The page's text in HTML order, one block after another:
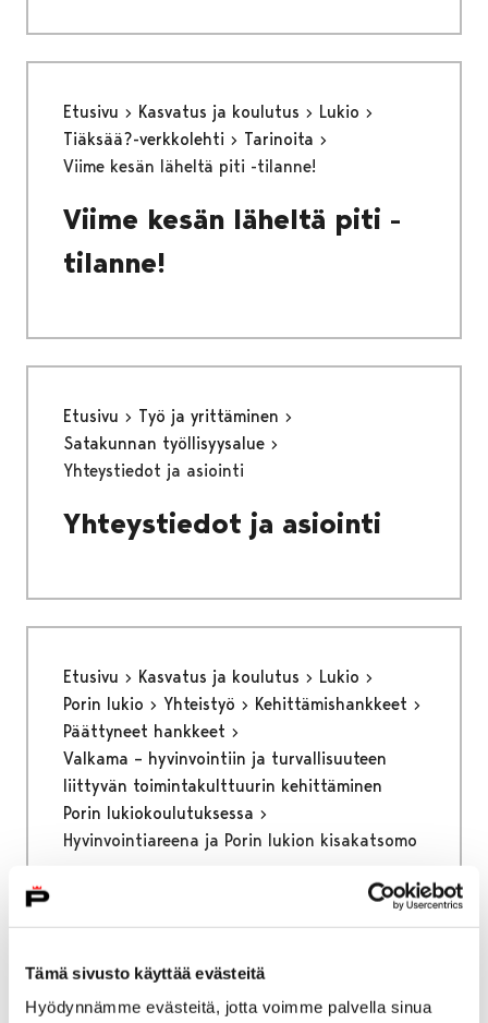
Tämä sivusto käyttää evästeitä
Hyödynnämme evästeitä, jotta voimme palvella sinua
Etusivu Kasvatus ja koulutus
Lukio
Tiäksää?-verkkolehti
Tarinoita
Viime kesän läheltä piti -tilanne!
Viime kesän läheltä piti -
tilanne!
Etusivu
Työ ja yrittäminen
Satakunnan työllisyysalue
Yhteystiedot ja asiointi
Yhteystiedot ja asiointi
Etusivu Kasvatus ja koulutus
Lukio
Porin lukio
Yhteistyö
Kehittämishankkeet
Päättyneet hankkeet
Valkama – hyvinvointiin ja turvallisuuteen
liittyvän toimintakulttuurin kehittäminen
Porin lukiokoulutuksessa
Hyvinvointiareena ja Porin lukion kisakatsomo
Hyvinvointiareena ja Porin
lukion kisakatsomo